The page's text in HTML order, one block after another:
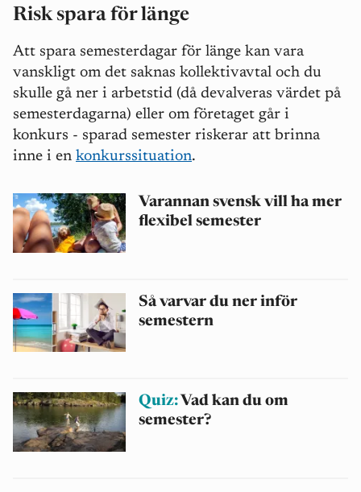
Risk spara för länge
Att spara semesterdagar för länge kan vara
vanskligt om det saknas kollektivavtal och du
skulle gå ner i arbetstid (då devalveras värdet på
semesterdagarna) eller om företaget går i
konkurs - sparad semester riskerar att brinna
inne i en konkurssituation.
Varannan svensk vill ha mer
flexibel semester
Så varvar du ner inför
semestern
Quiz: Vad kan du om
semester?